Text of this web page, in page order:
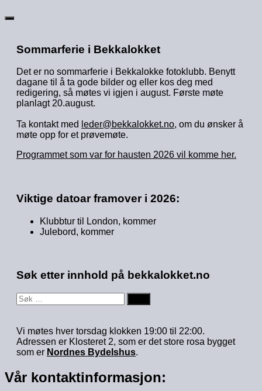
Sommarferie i Bekkalokket
Det er no sommarferie i Bekkalokke fotoklubb. Benytt
dagane til å ta gode bilder og eller kos deg med
redigering, så møtes vi igjen i august. Første møte
planlagt 20.august.
Ta kontakt med leder@bekkalokket.no, om du ønsker å
møte opp for et prøvemøte.
Programmet som var for hausten 2026 vil komme her.
Viktige datoar framover i 2026:
Klubbtur til London, kommer
Julebord, kommer
Søk etter innhold på bekkalokket.no
Søk
etter:
Vi møtes hver torsdag klokken 19:00 til 22:00.
Adressen er Klosteret 2, som er det store rosa bygget
som er Nordnes Bydelshus.
Vår kontaktinformasjon: